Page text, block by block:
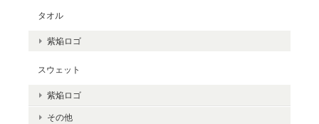
タオル
紫焔ロゴ
スウェット
紫焔ロゴ
その他